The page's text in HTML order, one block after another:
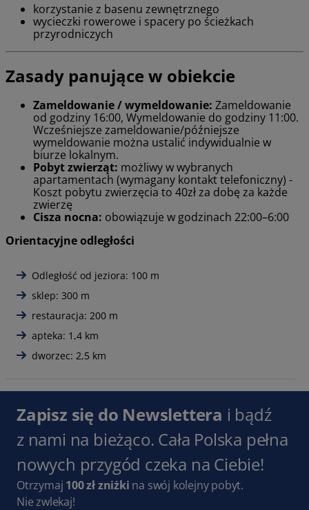
korzystanie z basenu zewnętrznego
wycieczki rowerowe i spacery po ścieżkach
przyrodniczych
Zasady panujące w obiekcie
Zameldowanie / wymeldowanie: Zameldowanie
od godziny 16:00, Wymeldowanie do godziny 11:00.
Wcześniejsze zameldowanie/późniejsze
wymeldowanie można ustalić indywidualnie w
biurze lokalnym.
Pobyt zwierząt: możliwy w wybranych
apartamentach (wymagany kontakt telefoniczny) -
Koszt pobytu zwierzęcia to 40zł za dobę za każde
zwierzę
Cisza nocna: obowiązuje w godzinach 22:00–6:00
Orientacyjne odległości
Odległość od jeziora: 100 m
sklep: 300 m
restauracja: 200 m
apteka: 1,4 km
dworzec: 2,5 km
Zapisz się do Newslettera i bądź
z nami na bieżąco. Cała Polska pełna
nowych przygód czeka na Ciebie!
Otrzymaj 100 zł zniżki na swój kolejny pobyt.
Nie zwlekaj!